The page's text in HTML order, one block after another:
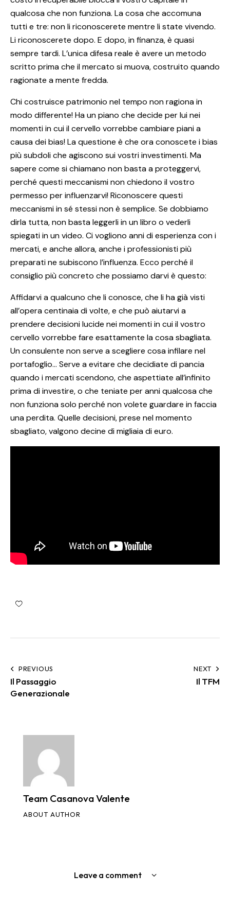
qualcosa che non funziona. La cosa che accomuna
tutti e tre: non li riconoscerete mentre li state vivendo.
Li riconoscerete dopo. E dopo, in finanza, è quasi
sempre tardi. L’unica difesa reale è avere un metodo
scritto prima che il mercato si muova, costruito quando
ragionate a mente fredda.
Chi costruisce patrimonio nel tempo non ragiona in
modo differente! Ha un piano che decide per lui nei
momenti in cui il cervello vorrebbe cambiare piani a
causa dei bias! La questione è che ora conoscete i bias
più subdoli che agiscono sui vostri investimenti. Ma
sapere come si chiamano non basta a proteggervi,
perché questi meccanismi non chiedono il vostro
permesso per influenzarvi! Riconoscere questi
meccanismi in sé stessi non è semplice. Se dobbiamo
dirla tutta, non basta leggerli in un libro o vederli
spiegati in un video. Ci vogliono anni di esperienza con i
mercati, e anche allora, anche i professionisti più
preparati ne subiscono l’influenza. Ecco perché il
consiglio più concreto che possiamo darvi è questo:
Affidarvi a qualcuno che li conosce, che li ha già visti
all’opera centinaia di volte, e che può aiutarvi a
prendere decisioni lucide nei momenti in cui il vostro
cervello vorrebbe fare esattamente la cosa sbagliata.
Un consulente non serve a scegliere cosa infilare nel
portafoglio… Serve a evitare che decidiate di pancia
quando i mercati scendono, che aspettiate all’infinito
prima di investire, o che teniate per anni qualcosa che
non funziona solo perché non volete guardare in faccia
una perdita. Quelle decisioni, prese nel momento
sbagliato, valgono decine di migliaia di euro.
PREVIOUS
Il Passaggio
Generazionale
NEXT
Il TFM
Team Casanova Valente
ABOUT AUTHOR
Leave a comment